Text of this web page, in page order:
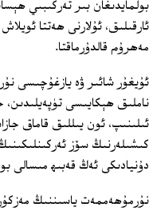
بولمايدىغان بىر تەركىبىي
ئارقىلىق، ئۇلارنى ھەتتا
مەھرۇم قالدۇرماقتا.
ئۇيغۇر شائىر ۋە يازغۇچىسى
ناملىق ھېكايىسى
ئىلىنىپ، ئون يىللىق قاماق
كىشىلەرنىڭ سۆز
دۇنيادىكى ئەڭ قەبىھ مىسالى
نۇرمۇھەممەت ياسىننىڭ